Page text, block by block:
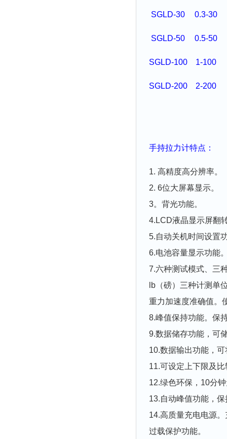
SGLD-30 0.3-30
SGLD-50 0.5-50
SGLD-100 1-100
SGLD-200 2-200
手持拉力计特点：
1. 高精度高分辨率。
2. 6位大屏幕显示。
3。背光功能。
4.LCD液晶显示屏翻
5.自动关机时间设置
6.电池容量显示功能
7.六种测试模式、三
lb（磅）三种计测
重力加速度准确值。
8.峰值保持功能。保
9.数据储存功能，可
10.数据输出功能，
11.可设定上下限及
12.绿色环保，10分
13.自动峰值功能，
14.高质量充电电源
过载保护功能。